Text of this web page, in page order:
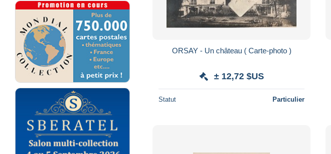
ORSAY - Un château ( Carte-photo )
± 12,72 $US
Statut Particulier